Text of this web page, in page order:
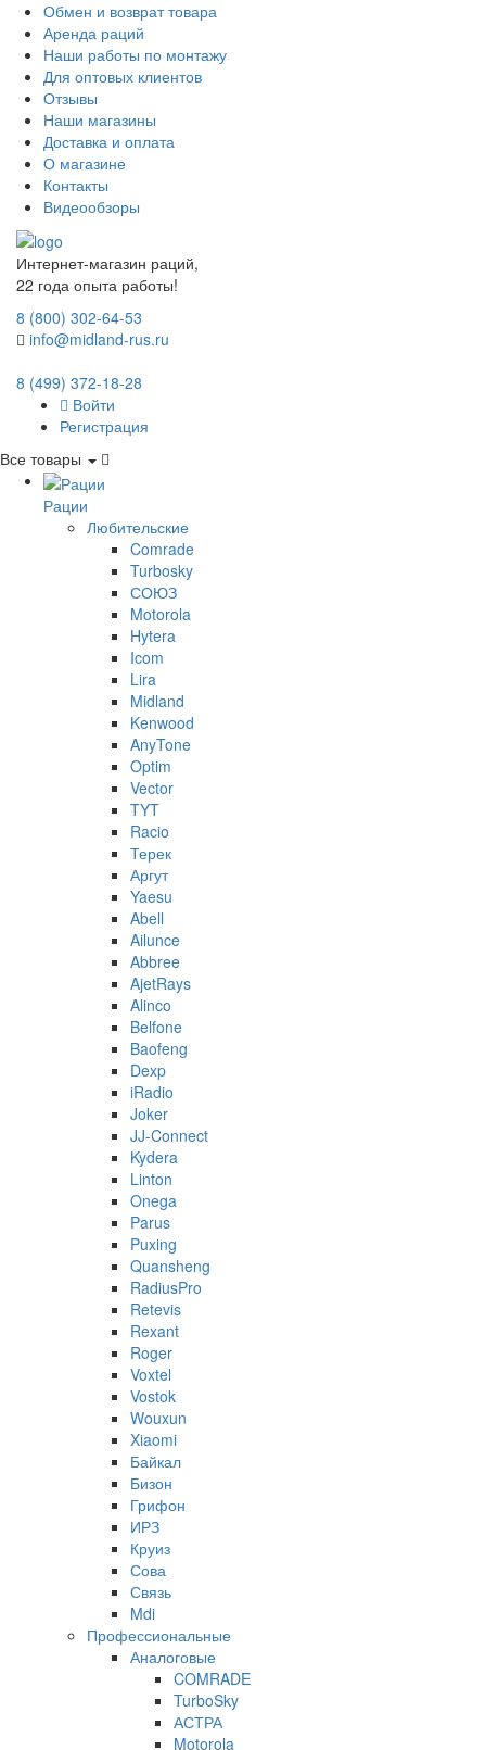
Обмен и возврат товара
Аренда раций
Наши работы по монтажу
Для оптовых клиентов
Отзывы
Наши магазины
Доставка и оплата
О магазине
Контакты
Видеообзоры
Интернет-магазин раций,
22 года опыта работы!
8 (800) 302-64-53
info@midland-rus.ru
8 (499) 372-18-28
Войти
Регистрация
Все товары
Рации
Любительские
Comrade
Turbosky
СОЮЗ
Motorola
Hytera
Icom
Lira
Midland
Kenwood
AnyTone
Optim
Vector
TYT
Racio
Терек
Аргут
Yaesu
Abell
Ailunce
Abbree
AjetRays
Alinco
Belfone
Baofeng
Dexp
iRadio
Joker
JJ-Connect
Kydera
Linton
Onega
Parus
Puxing
Quansheng
RadiusPro
Retevis
Rexant
Roger
Voxtel
Vostok
Wouxun
Xiaomi
Байкал
Бизон
Грифон
ИРЗ
Круиз
Сова
Связь
Mdi
Профессиональные
Аналоговые
COMRADE
TurboSky
АСТРА
Motorola